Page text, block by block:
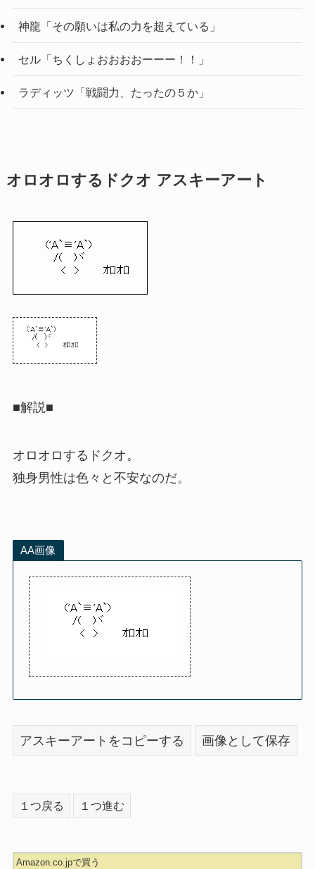
神龍「その願いは私の力を超えている」
セル「ちくしょおおおおーーー！！」
ラディッツ「戦闘力、たったの５か」
オロオロするドクオ アスキーアート
('A`≡'A`)
/(　 )ヾ
<　>　　　ｵﾛｵﾛ
■解説■
オロオロするドクオ。
独身男性は色々と不安なのだ。
AA画像
アスキーアートをコピーする 画像として保存
１つ戻る １つ進む
Amazon.co.jpで買う